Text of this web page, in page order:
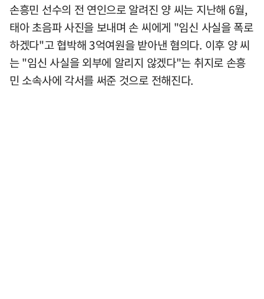
손흥민 선수의 전 연인으로 알려진 양 씨는 지난해 6월,
태아 초음파 사진을 보내며 손 씨에게 "임신 사실을 폭로
하겠다"고 협박해 3억여원을 받아낸 혐의다. 이후 양 씨
는 "임신 사실을 외부에 알리지 않겠다"는 취지로 손흥
민 소속사에 각서를 써준 것으로 전해진다.